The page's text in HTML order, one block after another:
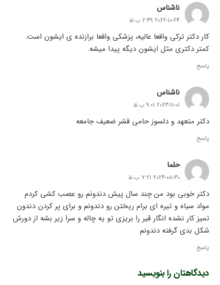
ناشناس
2022-10-24 2:49 ب.ظ
کار دکتر ترکی واقعا عالیه، پزشکی واقعا برازنده ی ایشون است.
کمتر دکتری مثل ایشون دیگه پیدا میشه.
پاسخ
ناشناس
2023-11-01 9:01 ب.ظ
دکتر متعهد و دلسوز حامی قشر ضعیف جامعه
پاسخ
حلما
2024-08-30 7:21 ب.ظ
دکتر خوبی بود من چند سال پیش دندونم رو عصب کشی کردم
مواد سیاه و تیره ای برام ریختن رو دندونم و برای پر کردن دندون
تمیز کار نشده انگار قیر را بریزی تو یه چاله و سرا زیر بشه از دورش
شکل بدی گرفته دندونم
پاسخ
دیدگاهتان را بنویسید